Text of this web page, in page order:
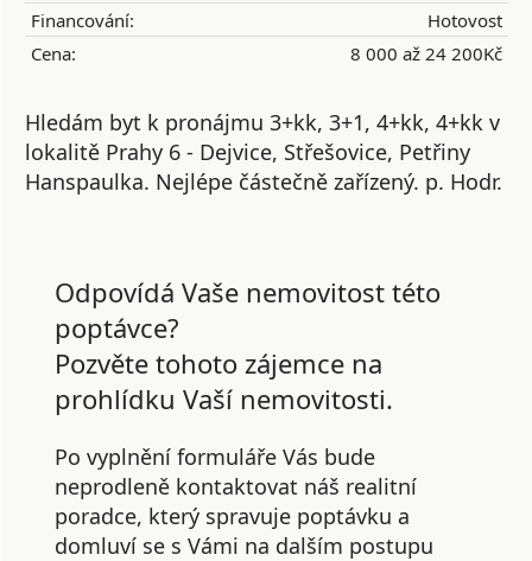
Financování:
Hotovost
Cena:
8 000 až 24 200Kč
Hledám byt k pronájmu 3+kk, 3+1, 4+kk, 4+kk v
lokalitě Prahy 6 - Dejvice, Střešovice, Petřiny
Hanspaulka. Nejlépe částečně zařízený. p. Hodr.
Odpovídá Vaše nemovitost této
poptávce?
Pozvěte tohoto zájemce na
prohlídku Vaší nemovitosti.
Po vyplnění formuláře Vás bude
neprodleně kontaktovat náš realitní
poradce, který spravuje poptávku a
domluví se s Vámi na dalším postupu